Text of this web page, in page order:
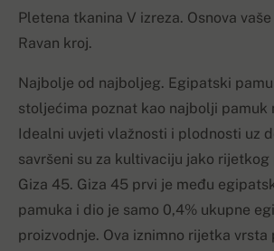
Pletena tkanina V izreza. Osnova
Ravan kroj.
Najbolje od najboljeg. Egipatski
stoljećima poznat kao najbolji pamuk
Idealni uvjeti vlažnosti i plodnosti uz
savršeni su za kultivaciju jako rijetkog
Giza 45. Giza 45 prvi je među
pamuka i dio je samo 0,4% ukupne
proizvodnje. Ova iznimno rijetka vrsta